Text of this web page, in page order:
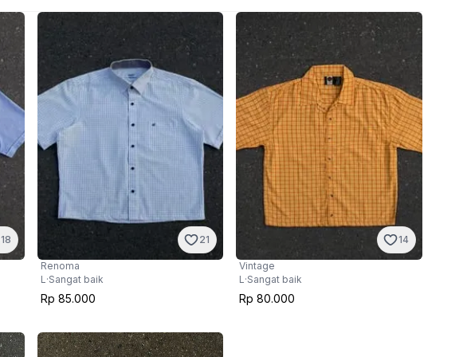
18 21
Renoma
L·Sangat baik
Rp 85.000
14
Vintage
L·Sangat baik
Rp 80.000